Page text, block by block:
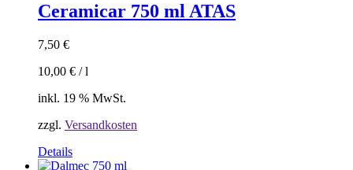
Ceramicar 750 ml ATAS
7,50 €
10,00 € /l
inkl. 19 % MwSt.
zzgl. Versandkosten
Details